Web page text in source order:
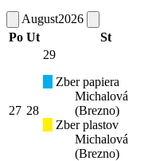
August2026
Po Ut St
27 28
29
Zber papiera
Michalová
(Brezno)
Zber plastov
Michalová
(Brezno)